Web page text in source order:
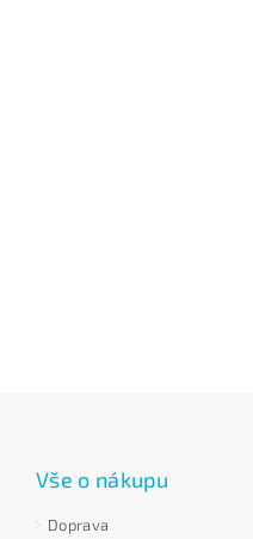
Vše o nákupu
Doprava